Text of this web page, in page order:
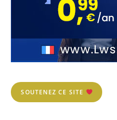
SOUTENEZ CE SITE